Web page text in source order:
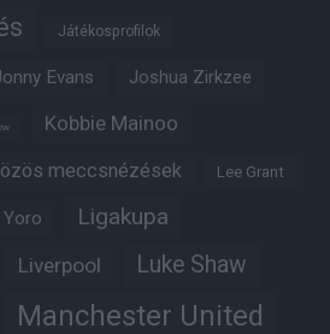
Játékosprofilok
Evans Joshua Zirkzee
Kobbie Mainoo
meccsnézések Lee Grant
Yoro Ligakupa
Liverpool Luke Shaw
Manchester United